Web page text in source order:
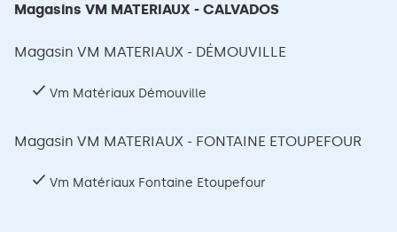
Magasins VM MATERIAUX - CALVADOS
Magasin VM MATERIAUX - DÉMOUVILLE
Vm Matériaux Démouville
Magasin VM MATERIAUX - FONTAINE ETOUPEFOUR
Vm Matériaux Fontaine Etoupefour